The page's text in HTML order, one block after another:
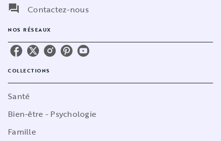
question_answer
Contactez-nous
NOS RÉSEAUX
COLLECTIONS
Santé
Bien-être - Psychologie
Famille